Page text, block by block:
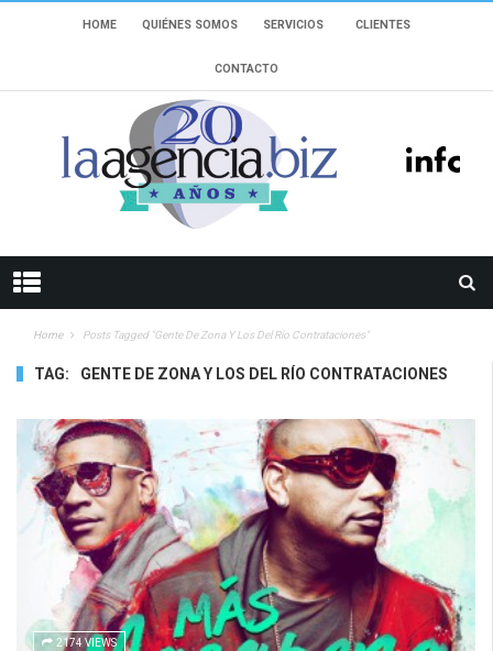
HOME QUIÉNES SOMOS SERVICIOS CLIENTES
CONTACTO
Home Posts Tagged "Gente De Zona Y Los Del Río Contrataciones"
TAG: GENTE DE ZONA Y LOS DEL RÍO CONTRATACIONES
2174 VIEWS